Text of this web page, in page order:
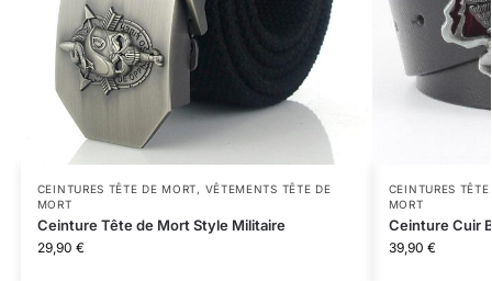
CEINTURES TÊTE DE MORT, VÊTEMENTS TÊTE DE
MORT
Ceinture Tête de Mort Style Militaire
29,90 €
CEINTURES
MORT
Ceinture Cuir
39,90 €